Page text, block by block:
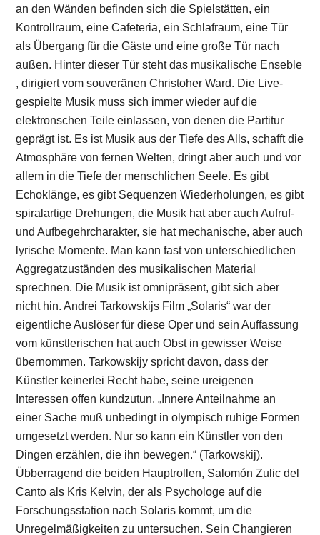
an den Wänden befinden sich die Spielstätten, ein
Kontrollraum, eine Cafeteria, ein Schlafraum, eine Tür
als Übergang für die Gäste und eine große Tür nach
außen. Hinter dieser Tür steht das musikalische Enseble
, dirigiert vom souveränen Christoher Ward. Die Live-
gespielte Musik muss sich immer wieder auf die
elektronschen Teile einlassen, von denen die Partitur
geprägt ist. Es ist Musik aus der Tiefe des Alls, schafft die
Atmosphäre von fernen Welten, dringt aber auch und vor
allem in die Tiefe der menschlichen Seele. Es gibt
Echoklänge, es gibt Sequenzen Wiederholungen, es gibt
spiralartige Drehungen, die Musik hat aber auch Aufruf-
und Aufbegehrcharakter, sie hat mechanische, aber auch
lyrische Momente. Man kann fast von unterschiedlichen
Aggregatzuständen des musikalischen Material
sprechnen. Die Musik ist omnipräsent, gibt sich aber
nicht hin. Andrei Tarkowskijs Film „Solaris“ war der
eigentliche Auslöser für diese Oper und sein Auffassung
vom künstlerischen hat auch Obst in gewisser Weise
übernommen. Tarkowskijy spricht davon, dass der
Künstler keinerlei Recht habe, seine ureigenen
Interessen offen kundzutun. „Innere Anteilnahme an
einer Sache muß unbedingt in olympisch ruhige Formen
umgesetzt werden. Nur so kann ein Künstler von den
Dingen erzählen, die ihn bewegen.“ (Tarkowskij).
Übberragend die beiden Hauptrollen, Salomón Zulic del
Canto als Kris Kelvin, der als Psychologe auf die
Forschungsstation nach Solaris kommt, um die
Unregelmäßigkeiten zu untersuchen. Sein Changieren